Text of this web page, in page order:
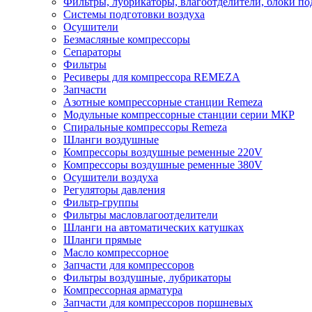
Системы подготовки воздуха
Осушители
Безмасляные компрессоры
Сепараторы
Фильтры
Ресиверы для компрессора REMEZA
Запчасти
Азотные компрессорные станции Remeza
Модульные компрессорные станции серии МКР
Спиральные компрессоры Remeza
Шланги воздушные
Компрессоры воздушные ременные 220V
Компрессоры воздушные ременные 380V
Осушители воздуха
Регуляторы давления
Фильтр-группы
Фильтры масловлагоотделители
Шланги на автоматических катушках
Шланги прямые
Масло компрессорное
Запчасти для компрессоров
Фильтры воздушные, лубрикаторы
Компрессорная арматура
Запчасти для компрессоров поршневых